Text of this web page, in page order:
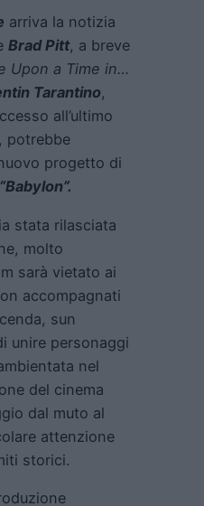
arriva la notizia
Brad Pitt, a breve
Upon a Time in…
Tarantino,
all’ultimo
, potrebbe
progetto di
stata rilasciata
molto
sarà vietato ai
accompagnati
sun
unire personaggi
nel
del cinema
dal muto al
attenzione
storici.